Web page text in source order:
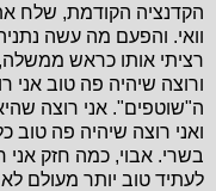
הקדנציה הקודמת, שלח
וואי. והפעם מה עשה
רציתי אותו כראש ממשלה,
ורוצה שיהיה פה טוב
ה"שוטפים". אני רוצה
ואני רוצה שיהיה פה טוב
בשרי. אבוי, כמה חזק
לעתיד טוב יותר מעולם